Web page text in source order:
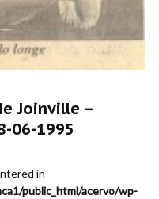
Joinville –
06-1995
in
public_html/acervo/wp-